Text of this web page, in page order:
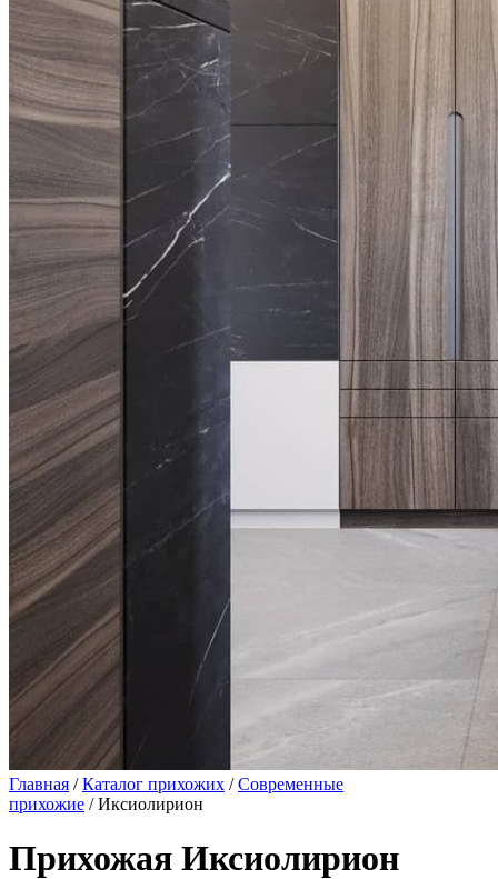
Главная /Каталог прихожих /Современные
прихожие / Иксиолирион
Прихожая Иксиолирион